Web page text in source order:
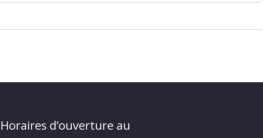
Horaires d’ouverture au